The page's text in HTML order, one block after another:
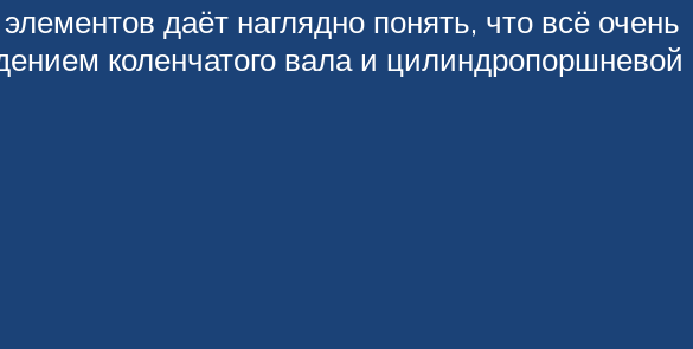
даёт наглядно понять, что всё очень
коленчатого вала и цилиндропоршневой